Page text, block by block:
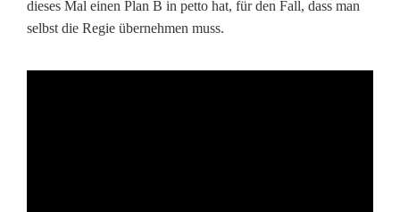
dieses Mal einen Plan B in petto hat, für den Fall, dass man
selbst die Regie übernehmen muss.